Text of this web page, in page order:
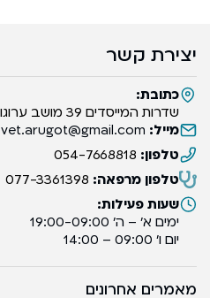
יצירת קשר
כתובת:
שדרות המייסדים 39 מושב ערוגות
מייל: vet.arugot@gmail.com
טלפון: 054-7668818
טלפון מרפאה: 077-3361398
שעות פעילות:
ימים א’ – ה’ 19:00-09:00
יום ו’ 09:00 – 14:00
מאמרים אחרונים